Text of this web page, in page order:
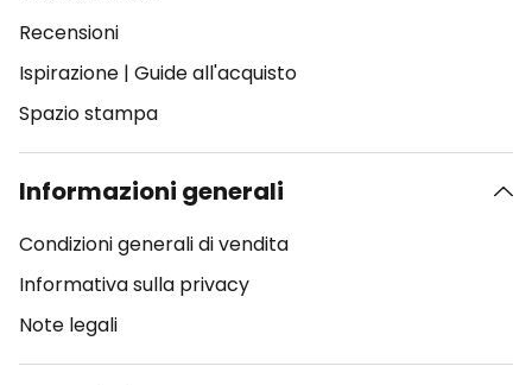
Recensioni
Ispirazione | Guide all'acquisto
Spazio stampa
Informazioni generali
Condizioni generali di vendita
Informativa sulla privacy
Note legali